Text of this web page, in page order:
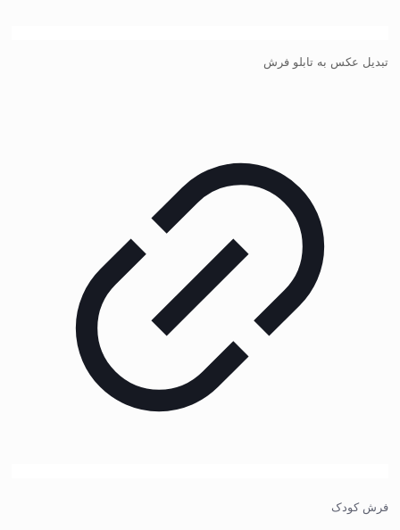
تبدیل عکس به تابلو فرش
فرش کودک